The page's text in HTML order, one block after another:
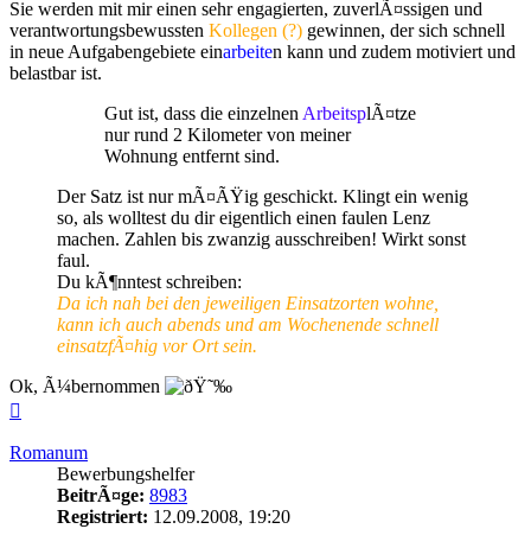
Sie werden mit mir einen sehr engagierten, zuverlÃ¤ssigen und
verantwortungsbewussten Kollegen (?) gewinnen, der sich schnell
in neue Aufgabengebiete einarbeiten kann und zudem motiviert und
belastbar ist.
Gut ist, dass die einzelnen ArbeitsplÃ¤tze
nur rund 2 Kilometer von meiner
Wohnung entfernt sind.
Der Satz ist nur mÃ¤ÃŸig geschickt. Klingt ein wenig
so, als wolltest du dir eigentlich einen faulen Lenz
machen. Zahlen bis zwanzig ausschreiben! Wirkt sonst
faul.
Du kÃ¶nntest schreiben:
Da ich nah bei den jeweiligen Einsatzorten wohne,
kann ich auch abends und am Wochenende schnell
einsatzfÃ¤hig vor Ort sein.
Ok, Ã¼bernommen
Romanum
Bewerbungshelfer
BeitrÃ¤ge: 8983
Registriert: 12.09.2008, 19:20